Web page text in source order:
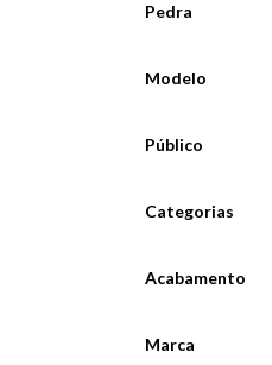
Marca
Pedra
Modelo
Público
Categorias
Acabamento